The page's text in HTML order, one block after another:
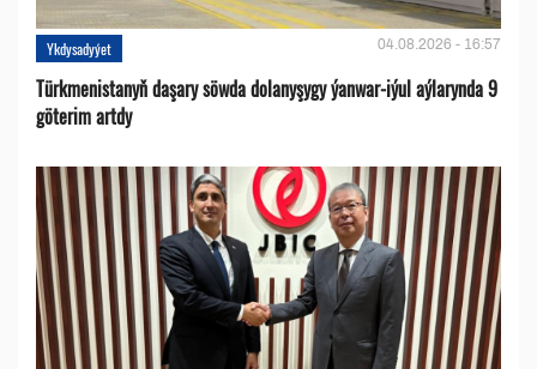
Ykdysadyýet 04.08.2026 - 16:57
Türkmenistanyň daşary söwda dolanyşygy ýanwar-iýul aýlarynda 9
göterim artdy